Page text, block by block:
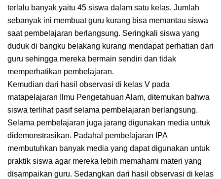
terlalu banyak yaitu 45 siswa dalam satu kelas. Jumlah
sebanyak ini membuat guru kurang bisa memantau siswa
saat pembelajaran berlangsung. Seringkali siswa yang
duduk di bangku belakang kurang mendapat perhatian dari
guru sehingga mereka bermain sendiri dan tidak
memperhatikan pembelajaran.
Kemudian dari hasil observasi di kelas V pada
matapelajaran Ilmu Pengetahuan Alam, ditemukan bahwa
siswa terlihat pasif selama pembelajaran berlangsung.
Selama pembelajaran juga jarang digunakan media untuk
didemonstrasikan. Padahal pembelajaran IPA
membutuhkan banyak media yang dapat digunakan untuk
praktik siswa agar mereka lebih memahami materi yang
disampaikan guru. Sedangkan dari hasil observasi di kelas